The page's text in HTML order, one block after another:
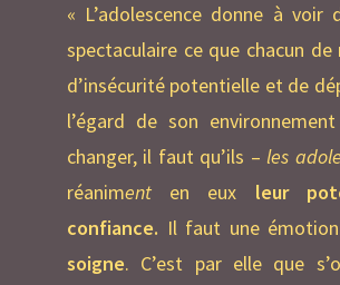
« L’adolescence donne à voir
spectaculaire ce que chacun
d’insécurité potentielle et de
l’égard de son
changer, il faut qu’ils – les
réaniment en eux leur
confiance. Il faut une
soigne. C’est par elle que